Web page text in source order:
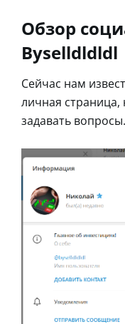
Обзор
Byselldldldl
Сейчас нам
личная
задавать вопросы.